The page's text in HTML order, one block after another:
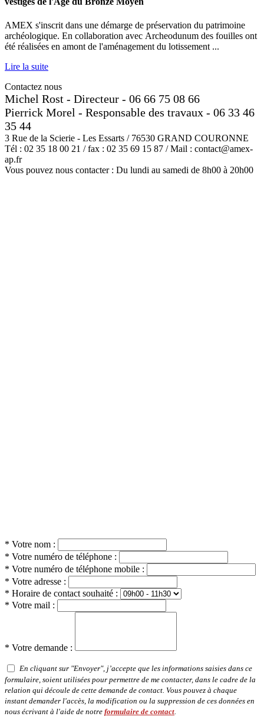
AMEX s'inscrit dans une démarge de préservation du patrimoine
archéologique. En collaboration avec Archeodunum des fouilles ont
été réalisées en amont de l'aménagement du lotissement ...
Lire la suite
Contactez nous
Michel Rost - Directeur - 06 66 75 08 66
Pierrick Morel - Responsable des travaux - 06 33 46
35 44
3 Rue de la Scierie - Les Essarts / 76530 GRAND COURONNE
Tél : 02 35 18 00 21 / fax : 02 35 69 15 87 / Mail : contact@amex-
ap.fr
Vous pouvez nous contacter : Du lundi au samedi de 8h00 à 20h00
* Votre nom :
* Votre numéro de téléphone :
* Votre numéro de téléphone mobile :
* Votre adresse :
* Horaire de contact souhaité :
* Votre mail :
* Votre demande :
En cliquant sur "Envoyer", j’accepte que les informations saisies dans ce
formulaire, soient utilisées pour permettre de me contacter, dans le cadre de la
relation qui découle de cette demande de contact. Vous pouvez à chaque
instant demander l'accès, la modification ou la suppression de ces données en
nous écrivant à l'aide de notre formulaire de contact